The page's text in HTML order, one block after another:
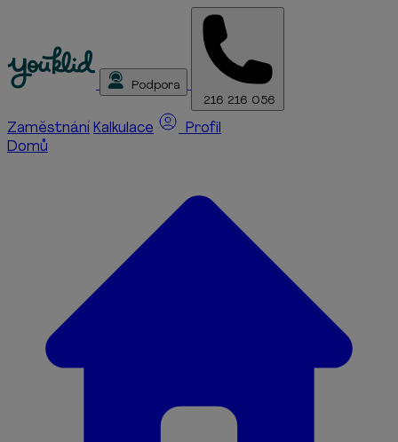
Podpora
216 216 056
Zaměstnání Kalkulace
Profil
Domů